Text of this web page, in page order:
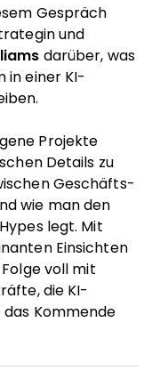
Gespräch
und
darüber, was
in einer KI-
Projekte
Details zu
Geschäfts-
wie man den
legt. Mit
Einsichten
voll mit
die KI-
das Kommende